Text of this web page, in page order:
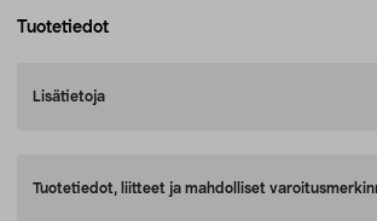
Tuotetiedot
Lisätietoja
Tuotetiedot, liitteet ja mahdolliset